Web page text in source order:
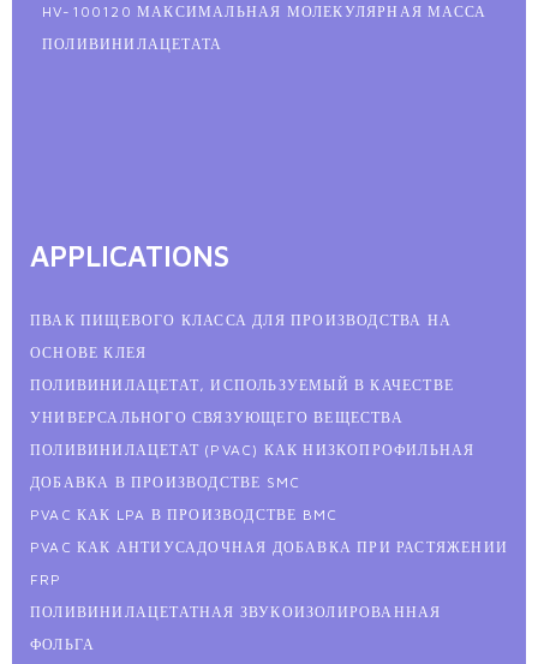
HV-100120 МАКСИМАЛЬНАЯ МОЛЕКУЛЯРНАЯ МАССА
ПОЛИВИНИЛАЦЕТАТА
APPLICATIONS
ПВАК ПИЩЕВОГО КЛАССА ДЛЯ ПРОИЗВОДСТВА НА
ОСНОВЕ КЛЕЯ
ПОЛИВИНИЛАЦЕТАТ, ИСПОЛЬЗУЕМЫЙ В КАЧЕСТВЕ
УНИВЕРСАЛЬНОГО СВЯЗУЮЩЕГО ВЕЩЕСТВА
ПОЛИВИНИЛАЦЕТАТ (PVAC) КАК НИЗКОПРОФИЛЬНАЯ
ДОБАВКА В ПРОИЗВОДСТВЕ SMC
PVAC КАК LPA В ПРОИЗВОДСТВЕ BMC
PVAC КАК АНТИУСАДОЧНАЯ ДОБАВКА ПРИ РАСТЯЖЕНИИ
FRP
ПОЛИВИНИЛАЦЕТАТНАЯ ЗВУКОИЗОЛИРОВАННАЯ
ФОЛЬГА